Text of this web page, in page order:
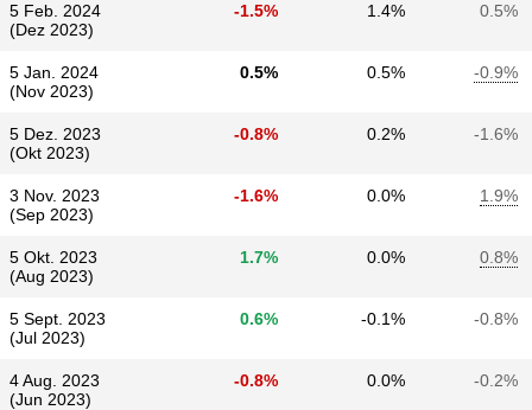
5 Feb. 2024
(Dez 2023)
-1.5% 1.4% 0.5%
5 Jan. 2024
(Nov 2023)
0.5% 0.5% -0.9%
5 Dez. 2023
(Okt 2023)
-0.8% 0.2% -1.6%
3 Nov. 2023
(Sep 2023)
-1.6% 0.0% 1.9%
5 Okt. 2023
(Aug 2023)
1.7% 0.0% 0.8%
5 Sept. 2023
(Jul 2023)
0.6% -0.1% -0.8%
4 Aug. 2023
(Jun 2023)
-0.8% 0.0% -0.2%